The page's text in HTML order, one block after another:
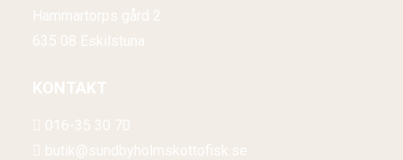
Hammartorps gård 2
635 08 Eskilstuna
KONTAKT
016-35 30 70
butik@sundbyholmskottofisk.se